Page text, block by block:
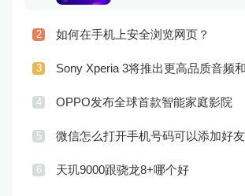
2 如何在手机上安全浏览网页？
3
4 OPPO发布全球首款智能家庭影院
5 微信怎么打开手机号码可以添加好友
6 天玑9000跟骁龙8+哪个好